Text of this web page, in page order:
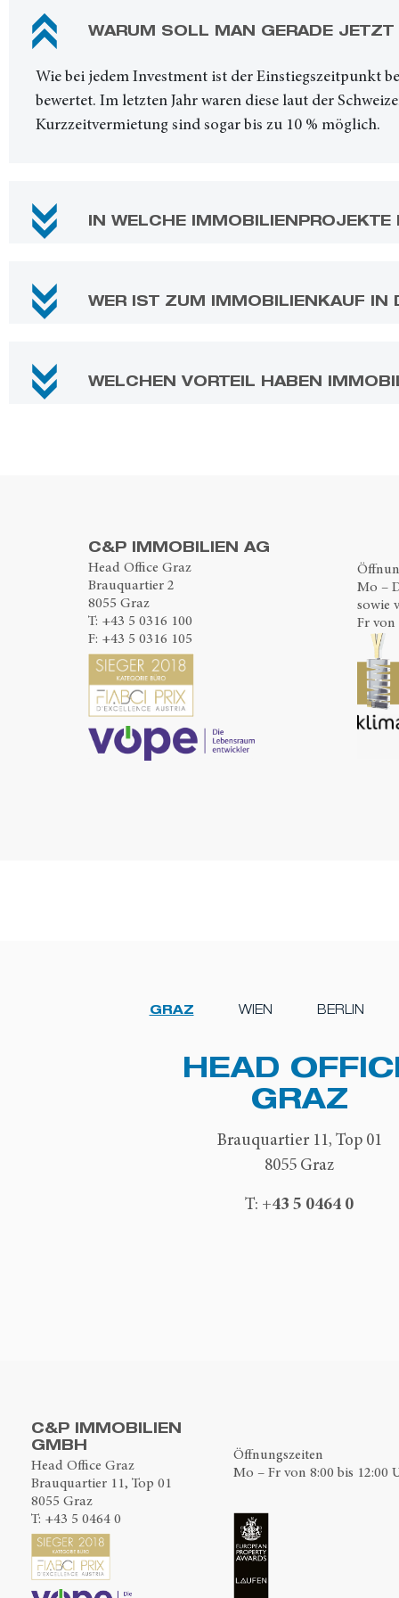
WARUM SOLL MAN GERADE
Wie bei jedem Investment ist der Einstiegszeitpunkt
bewertet. Im letzten Jahr waren diese laut der
Kurzzeitvermietung sind sogar bis zu 10 % möglich.
IN WELCHE
WER IST ZUM IMMOBILIENKAUF IN
WELCHEN VORTEIL HABEN
C&P IMMOBILIEN AG
Head Office Graz
Brauquartier 2
8055 Graz
T: +43 5 0316 100
F: +43 5 0316 105
Mo –
sowie
Fr von
GRAZ WIEN BERLIN
HEAD
GRAZ
Brauquartier 11, Top 01
8055 Graz
T: +43 5 0464 0
C&P IMMOBILIEN
GMBH
Head Office Graz
Brauquartier 11, Top 01
8055 Graz
T: +43 5 0464 0
Öffnungszeiten
Mo – Fr von 8:00 bis 12:00